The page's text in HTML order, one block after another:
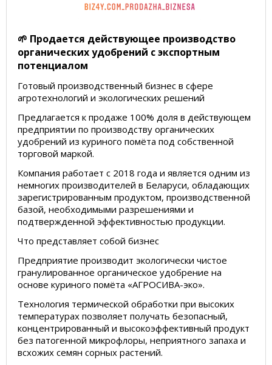
🌱 Продается действующее производство
органических удобрений с экспортным
потенциалом
Готовый производственный бизнес в сфере
агротехнологий и экологических решений
Предлагается к продаже 100% доля в действующем
предприятии по производству органических
удобрений из куриного помёта под собственной
торговой маркой.
Компания работает с 2018 года и является одним из
немногих производителей в Беларуси, обладающих
зарегистрированным продуктом, производственной
базой, необходимыми разрешениями и
подтвержденной эффективностью продукции.
Что представляет собой бизнес
Предприятие производит экологически чистое
гранулированное органическое удобрение на
основе куриного помёта «АГРОСИВА-эко».
Технология термической обработки при высоких
температурах позволяет получать безопасный,
концентрированный и высокоэффективный продукт
без патогенной микрофлоры, неприятного запаха и
всхожих семян сорных растений.